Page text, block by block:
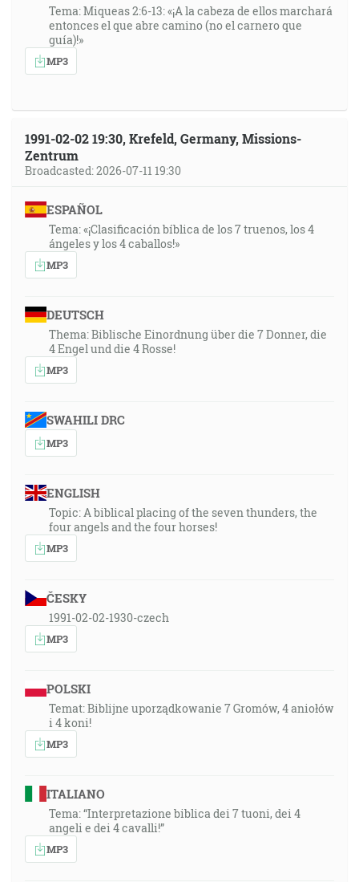
Tema: Miqueas 2:6-13: «¡A la cabeza de ellos marchará
entonces el que abre camino (no el carnero que
guía)!»
MP3
1991-02-02 19:30, Krefeld, Germany, Missions-
Zentrum
Broadcasted: 2026-07-11 19:30
ESPAÑOL
Tema: «¡Clasificación bíblica de los 7 truenos, los 4
ángeles y los 4 caballos!»
MP3
DEUTSCH
Thema: Biblische Einordnung über die 7 Donner, die
4 Engel und die 4 Rosse!
MP3
SWAHILI DRC
MP3
ENGLISH
Topic: A biblical placing of the seven thunders, the
four angels and the four horses!
MP3
ČESKY
1991-02-02-1930-czech
MP3
POLSKI
Temat: Biblijne uporządkowanie 7 Gromów, 4 aniołów
i 4 koni!
MP3
ITALIANO
Tema: “Interpretazione biblica dei 7 tuoni, dei 4
angeli e dei 4 cavalli!”
MP3